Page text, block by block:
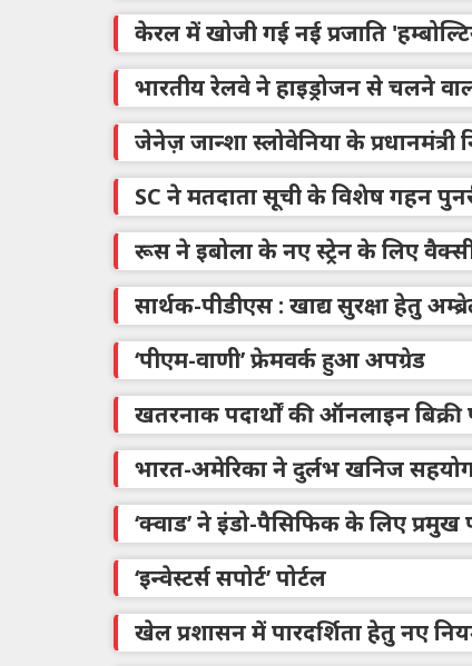
केरल में खोजी गई नई प्रजाति
भारतीय रेलवे ने हाइड्रोजन से चलने
जेनेज़ जान्शा स्लोवेनिया के प्रधानमंत्री
SC ने मतदाता सूची के विशेष गहन
रूस ने इबोला के नए स्ट्रेन के लिए
सार्थक-पीडीएस : खाद्य सुरक्षा हेतु
‘पीएम-वाणी’ फ्रेमवर्क हुआ अपग्रेड
खतरनाक पदार्थों की ऑनलाइन बिक्री
भारत-अमेरिका ने दुर्लभ खनिज सहयोग
‘क्वाड’ ने इंडो-पैसिफिक के लिए
‘इन्वेस्टर्स सपोर्ट’ पोर्टल
खेल प्रशासन में पारदर्शिता हेतु नए